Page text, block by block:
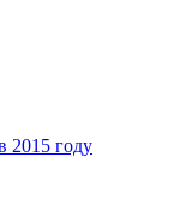
2015 году